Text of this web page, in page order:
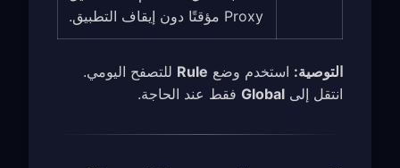
Proxy مؤقتًا دون إيقاف التطبيق.
التوصية: استخدم وضع Rule للتصفح اليومي.
انتقل إلى Global فقط عند الحاجة.